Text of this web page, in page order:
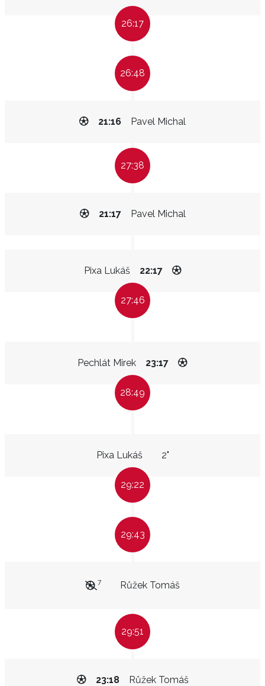
26:17
26:48
Pavel Michal
21:16
27:38
Pavel Michal
21:17
Pixa Lukáš 22:17
27:46
Pechlát Mirek 23:17
28:49
Pixa Lukáš 2"
29:22
29:43
Růžek Tomáš
7
29:51
Růžek Tomáš
23:18